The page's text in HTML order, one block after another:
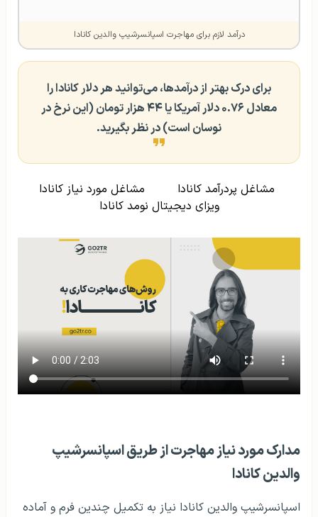
درآمد لازم برای مهاجرت اسپانسرشیپ والدین کانادا
برای درک بهتر از درآمدها، می‌توانید هر دلار کانادا را
معادل ۰.۷۶ دلار آمریکا یا ۴۴ هزار تومان (این نرخ در
نوسان است) در نظر بگیرید.
مشاغل پردرآمد کانادا
مشاغل مورد نیاز کانادا
ویزای دیجیتال نومد کانادا
مدارک مورد نیاز مهاجرت از طریق اسپانسرشیپ
والدین کانادا
اسپانسرشیپ والدین کانادا نیاز به تکمیل چندین فرم و آماده